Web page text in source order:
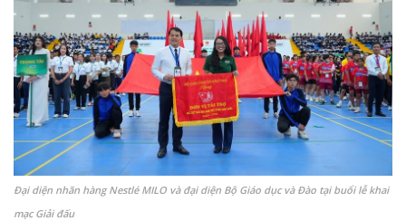
Đại diện nhãn hàng Nestlé MILO và đại diện Bộ Giáo dục và Đào tại buổi lễ khai
mạc Giải đấu